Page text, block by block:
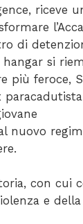
riceve
di
si
più feroce,
nuovo
con cui
e